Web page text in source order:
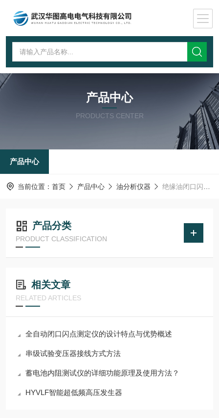
产品中心
PRODUCTS CENTER
产品中心
当前位置： 首页 产品中心 油分析仪器 绝缘油闭口闪点仪
产品分类
PRODUCT CLASSIFICATION
相关文章
RELATED ARTICLES
全自动闭口闪点测定仪的设计特点与优势概述
串级试验变压器接线方式方法
蓄电池内阻测试仪的详细功能原理及使用方法？
HYVLF智能超低频高压发生器